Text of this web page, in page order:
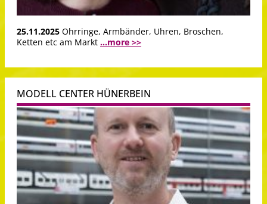
25.11.2025 Ohrringe, Armbänder, Uhren, Broschen,
Ketten etc am Markt ...more >>
MODELL CENTER HÜNERBEIN